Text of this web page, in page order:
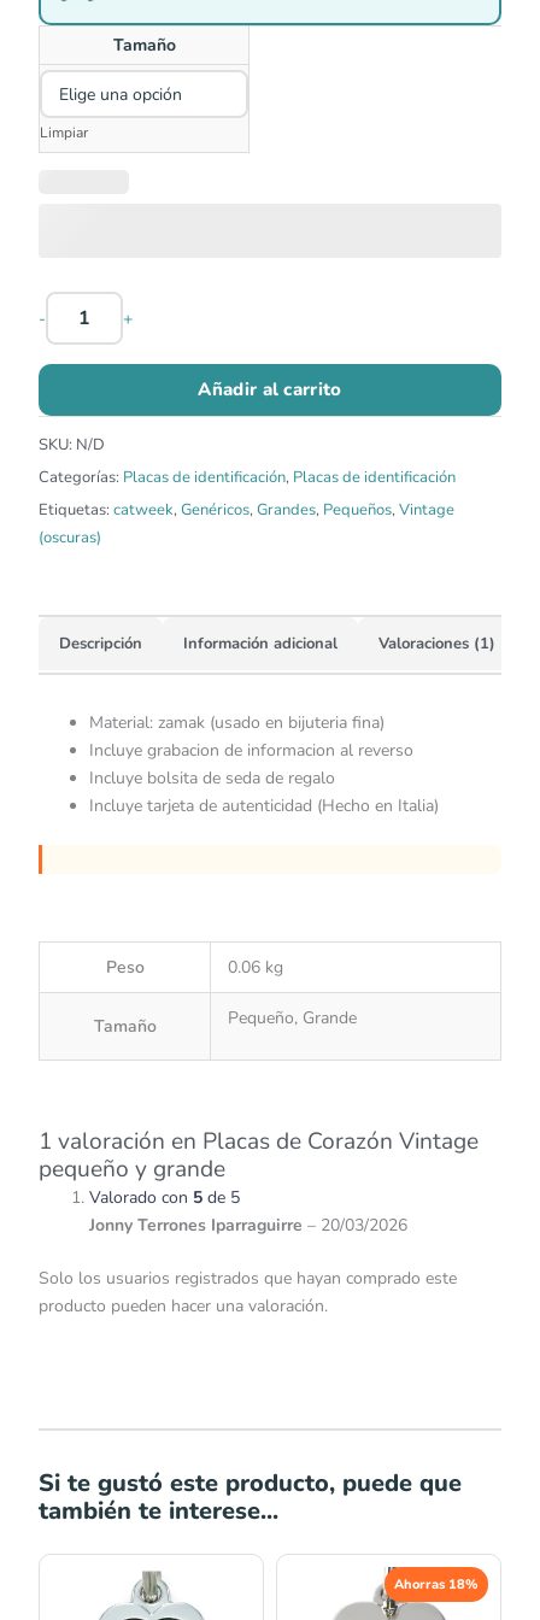
S/45.00
Tamaño
Limpiar
- +
Añadir al carrito
SKU: N/D
Categorías: Placas de identificación, Placas de identificación
Etiquetas: catweek,Genéricos,Grandes, Pequeños,Vintage
(oscuras)
Descripción Información adicional Valoraciones (1)
Material: zamak (usado en bijuteria fina)
Incluye grabacion de informacion al reverso
Incluye bolsita de seda de regalo
Incluye tarjeta de autenticidad (Hecho en Italia)
Peso 0.06 kg
Tamaño Pequeño, Grande
1 valoración en Placas de Corazón Vintage
pequeño y grande
Valorado con 5 de 5
Jonny Terrones Iparraguirre – 20/03/2026
Solo los usuarios registrados que hayan comprado este
producto pueden hacer una valoración.
Si te gustó este producto, puede que
también te interese...
precio precio
Ahorras 18%
precio
El
precio